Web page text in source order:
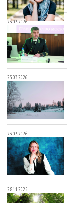
23.03.2026
23.03.2026
23.03.2026
28.11.2025